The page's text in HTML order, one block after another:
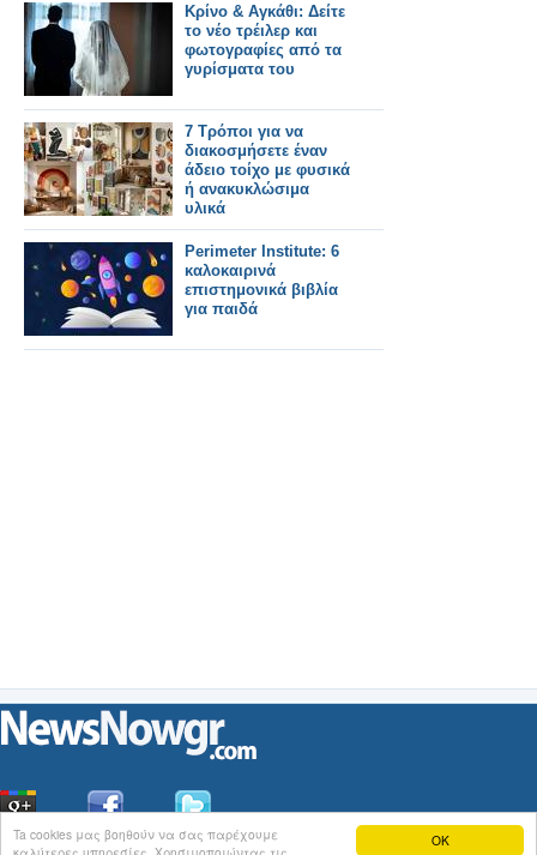
OK
Ta cookies μας βοηθούν να σας παρέχουμε
Κρίνο & Αγκάθι: Δείτε
το νέο τρέιλερ και
φωτογραφίες από τα
γυρίσματα του
7 Τρόποι για να
διακοσμήσετε έναν
άδειο τοίχο με φυσικά
ή ανακυκλώσιμα
υλικά
Perimeter Institute: 6
καλοκαιρινά
επιστημονικά βιβλία
για παιδά